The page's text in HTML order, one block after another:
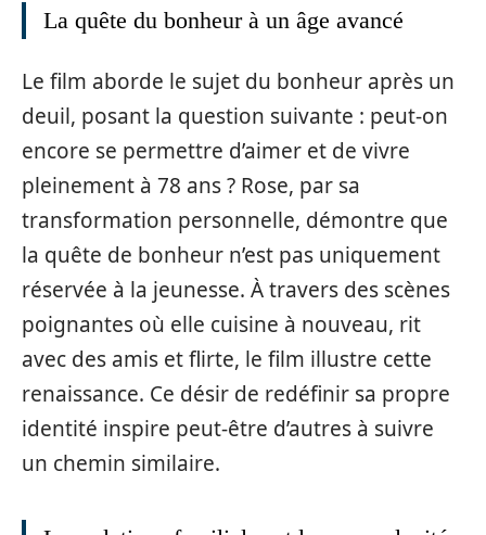
La quête du bonheur à un âge avancé
Le film aborde le sujet du bonheur après un
deuil, posant la question suivante : peut-on
encore se permettre d’aimer et de vivre
pleinement à 78 ans ? Rose, par sa
transformation personnelle, démontre que
la quête de bonheur n’est pas uniquement
réservée à la jeunesse. À travers des scènes
poignantes où elle cuisine à nouveau, rit
avec des amis et flirte, le film illustre cette
renaissance. Ce désir de redéfinir sa propre
identité inspire peut-être d’autres à suivre
un chemin similaire.